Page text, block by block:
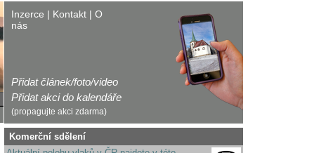
Inzerce | Kontakt | O
nás
Přidat článek/foto/video
Přidat akci do kalendáře
(propagujte akci zdarma)
Komerční sdělení